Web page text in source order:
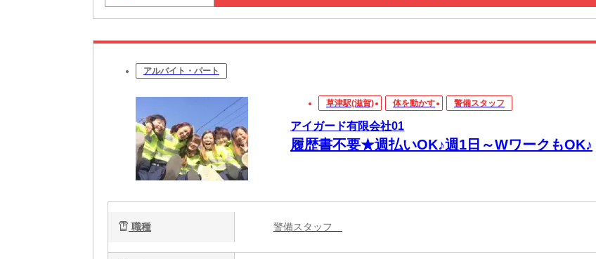
アルバイト・パート
草津駅(滋賀) 体を動かす 警備スタッフ
アイガード有限会社01
履歴書不要★週払いOK♪週1日～WワークもOK♪
職種 警備スタッフ